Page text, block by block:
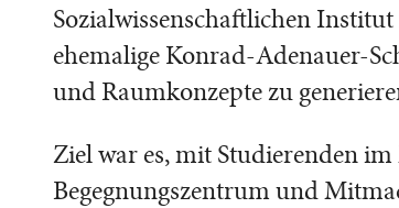
Sozialwissenschaftlichen
ehemalige Konrad-Adenauer-
und Raumkonzepte zu
Ziel war es, mit Studierenden
Begegnungszentrum und